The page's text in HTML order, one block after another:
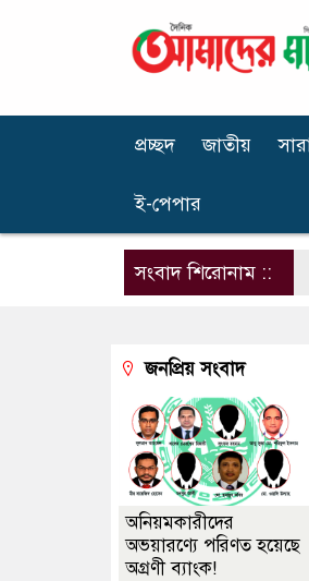
প্রচ্ছদ জাতীয়
ই-পেপার
সংবাদ শিরোনাম ::
জনপ্রিয় সংবাদ
অনিয়মকারীদের
অভয়ারণ্যে পরিণত হয়েছে
অগ্রণী ব্যাংক!